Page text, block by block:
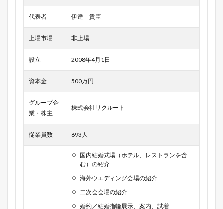
代表者 伊達 貴臣
上場市場 非上場
設立 2008年4月1日
資本金 500万円
グループ企
業・株主
株式会社リクルート
従業員数 693人
国内結婚式場（ホテル、レストランを含
む）の紹介
海外ウエディング会場の紹介
二次会会場の紹介
婚約／結婚指輪展示、案内、試着